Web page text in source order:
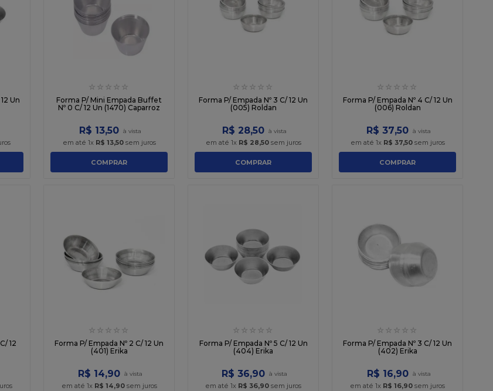
Un
☆ ☆ ☆ ☆ ☆
Forma P/ Mini Empada Buffet
Nº 0 C/ 12 Un (1470) Caparroz
R$ 13,50
em até 1x R$ 13,50sem juros
COMPRAR
☆ ☆ ☆ ☆ ☆
Forma P/ Empada Nº 3 C/ 12 Un
(005) Roldan
R$ 28,50
em até 1x R$ 28,50sem juros
COMPRAR
☆ ☆ ☆ ☆ ☆
Forma P/ Empada Nº 4 C/ 12 Un
(006) Roldan
R$ 37,50
em até 1x R$ 37,50sem juros
COMPRAR
12
☆ ☆ ☆ ☆ ☆
Forma P/ Empada Nº 2 C/ 12 Un
(401) Erika
R$ 14,90
em até 1x R$ 14,90sem juros
☆ ☆ ☆ ☆ ☆
Forma P/ Empada Nº 5 C/ 12 Un
(404) Erika
R$ 36,90
em até 1x R$ 36,90 sem juros
☆ ☆ ☆ ☆ ☆
Forma P/ Empada Nº 3 C/ 12 Un
(402) Erika
R$ 16,90
em até 1x R$ 16,90 sem juros